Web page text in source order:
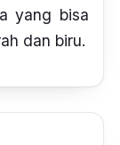
yang bisa
dan biru.